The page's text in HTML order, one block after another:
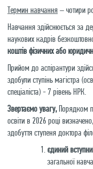
Термин навчання – чотири
Навчання здійснюється за
наукових кадрів
коштів фізичних або
Прийом до аспірантури
здобули ступінь магістра
спеціаліста) - 7 рівень НРК.
Звертаємо увагу,Порядком
освіти в 2026 році
здобуття ступеня доктора
єдиний
загальної